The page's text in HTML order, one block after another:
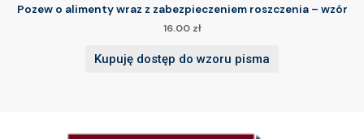
Pozew o alimenty wraz z zabezpieczeniem roszczenia – wzór
16.00 zł
Kupuję dostęp do wzoru pisma